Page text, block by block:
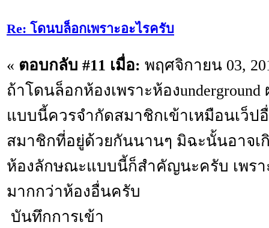
Re: โดนบล็อกเพราะอะไรครับ
« ตอบกลับ #11 เมื่อ: พฤศจิกายน 03,
ถ้าโดนล็อกห้องเพราะห้อง
แบบนี้ควรจำกัดสมาชิกเข้าเหมือนเว็ป
สมาชิกที่อยู่ด้วยกันนานๆ มิฉะนั้นอาจ
ห้องลักษณะแบบนี้ก็สำคัญนะครับ เพร
มากกว่าห้องอื่นครับ
บันทึกการเข้า